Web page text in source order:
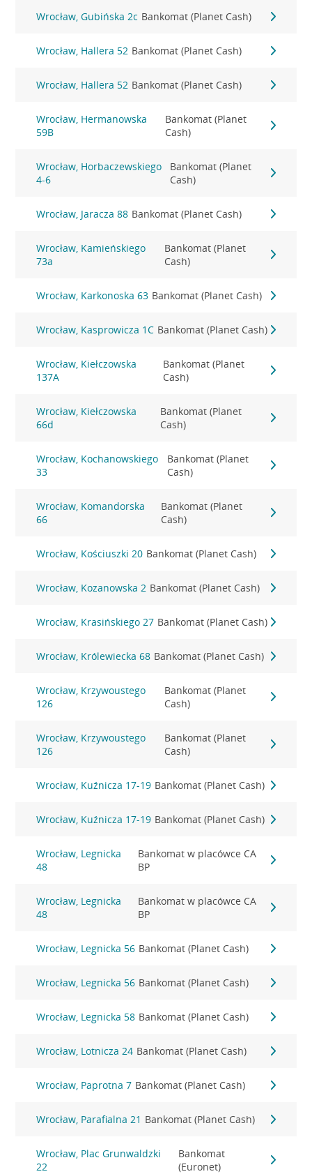
Wrocław, Gubińska 2c Bankomat (Planet Cash)
Wrocław, Hallera 52 Bankomat (Planet Cash)
Wrocław, Hallera 52 Bankomat (Planet Cash)
Wrocław, Hermanowska
59B
Bankomat (Planet
Cash)
Wrocław, Horbaczewskiego
4-6
Bankomat (Planet
Cash)
Wrocław, Jaracza 88 Bankomat (Planet Cash)
Wrocław, Kamieńskiego
73a
Bankomat (Planet
Cash)
Wrocław, Karkonoska 63 Bankomat (Planet Cash)
Wrocław, Kasprowicza 1C Bankomat (Planet Cash)
Wrocław, Kiełczowska
137A
Bankomat (Planet
Cash)
Wrocław, Kiełczowska
66d
Bankomat (Planet
Cash)
Wrocław, Kochanowskiego
33
Bankomat (Planet
Cash)
Wrocław, Komandorska
66
Bankomat (Planet
Cash)
Wrocław, Kościuszki 20 Bankomat (Planet Cash)
Wrocław, Kozanowska 2 Bankomat (Planet Cash)
Wrocław, Krasińskiego 27 Bankomat (Planet Cash)
Wrocław, Królewiecka 68 Bankomat (Planet Cash)
Wrocław, Krzywoustego
126
Bankomat (Planet
Cash)
Wrocław, Krzywoustego
126
Bankomat (Planet
Cash)
Wrocław, Kuźnicza 17-19 Bankomat (Planet Cash)
Wrocław, Kuźnicza 17-19 Bankomat (Planet Cash)
Wrocław, Legnicka
48
Bankomat w placówce CA
BP
Wrocław, Legnicka
48
Bankomat w placówce CA
BP
Wrocław, Legnicka 56 Bankomat (Planet Cash)
Wrocław, Legnicka 56 Bankomat (Planet Cash)
Wrocław, Legnicka 58 Bankomat (Planet Cash)
Wrocław, Lotnicza 24 Bankomat (Planet Cash)
Wrocław, Paprotna 7 Bankomat (Planet Cash)
Wrocław, Parafialna 21 Bankomat (Planet Cash)
Wrocław, Plac Grunwaldzki
22
Bankomat
(Euronet)